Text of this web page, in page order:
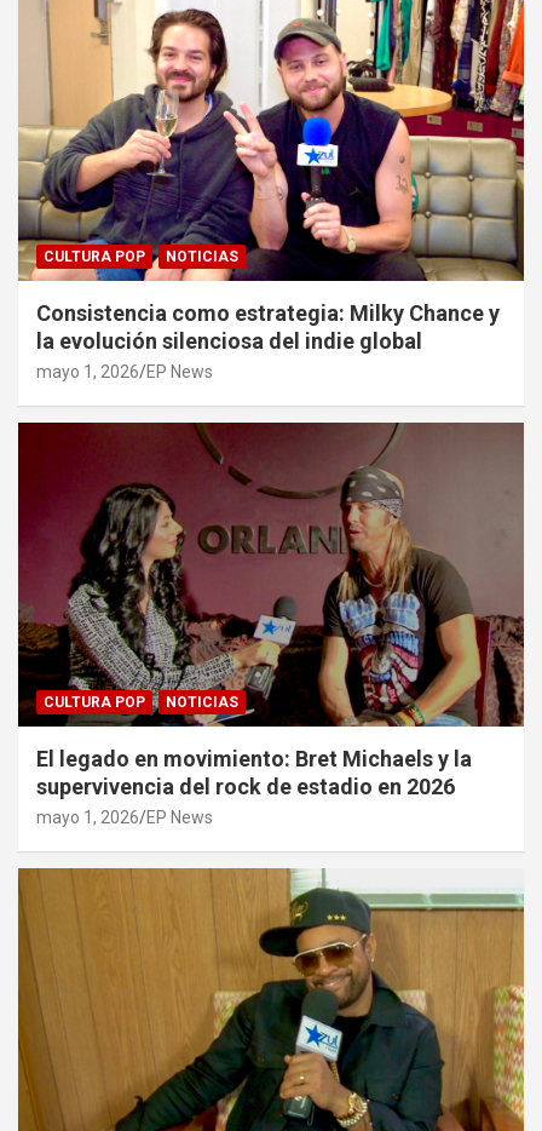
CULTURA POP NOTICIAS
Consistencia como estrategia: Milky Chance y
la evolución silenciosa del indie global
mayo 1, 2026 EP News
CULTURA POP NOTICIAS
El legado en movimiento: Bret Michaels y la
supervivencia del rock de estadio en 2026
mayo 1, 2026 EP News